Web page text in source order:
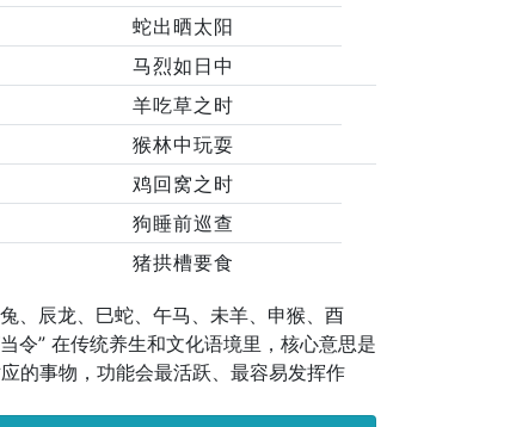
蛇出晒太阳
马烈如日中
羊吃草之时
猴林中玩耍
鸡回窝之时
狗睡前巡查
猪拱槽要食
、辰龙、巳蛇、午马、未羊、申猴、酉
令” 在传统养生和文化语境里，核心意思是
的事物，功能会最活跃、最容易发挥作